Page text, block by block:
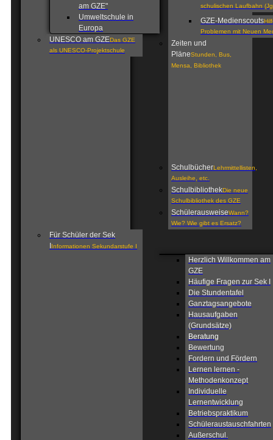
am GZE"
Umweltschule in
Europa
UNESCO am GZEDas GZE
als UNESCO-Projektschule
schulischen Laufbahn
GZE-Medienscouts
Problemen mit Neuen
Zeiten und
PläneStunden, Bus,
Mensa, Bibliothek
SchulbücherLehrmittellisten,
Ausleihe, etc.
SchulbibliothekDie neue
Schulbibliothek des GZE
SchülerausweiseWann?
Wie? Wie gibt es Ersatz?
Für Schüler der Sek
Informationen Sekundarstufe I
Herzlich Willkommen am
GZE
Häufige Fragen zur Sek I
Die Stundentafel
Ganztagsangebote
Hausaufgaben
(Grundsätze)
Beratung
Bewertung
Fordern und Fördern
Lernen lernen -
Methodenkonzept
Individuelle
Lernentwicklung
Betriebspraktikum
Schüleraustauschfahrten
Außerschul.